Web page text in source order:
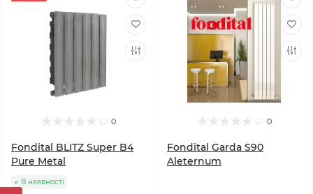
0
Fondital BLITZ Super B4
Pure Metal
В наявності
0
Fondital Garda S90
Aleternum